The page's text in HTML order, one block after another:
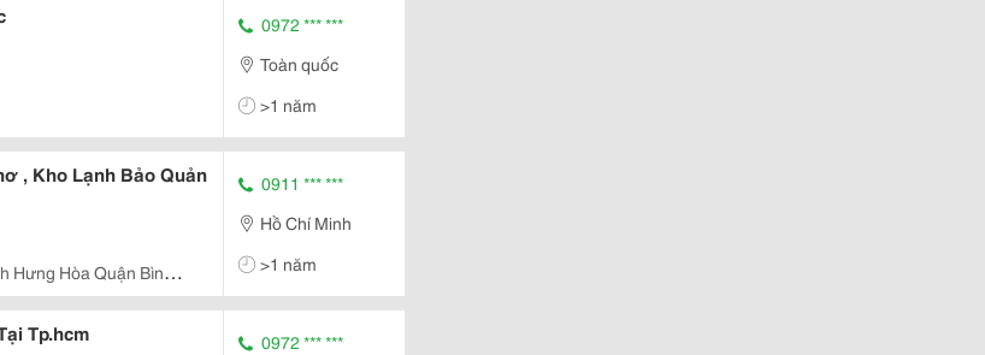
0972 *** ***
Toàn quốc
>1 năm
, Kho Lạnh Bảo Quản
Hưng Hòa Quận Bình
0911 *** ***
Hồ Chí Minh
>1 năm
Tp.hcm
0972 *** ***